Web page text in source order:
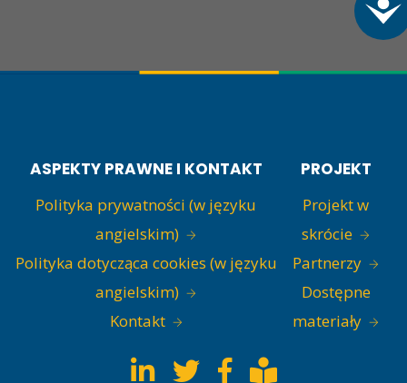
ASPEKTY PRAWNE I KONTAKT
Polityka prywatności (w języku
angielskim)
Polityka dotycząca cookies (w języku
angielskim)
Kontakt
PROJEKT
Projekt w
skrócie
Partnerzy
Dostępne
materiały